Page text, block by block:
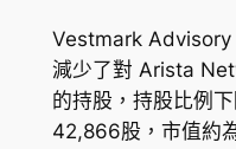
Vestmark Advisory
減少了對 Arista
的持股，持股比例
42,866股，市值約